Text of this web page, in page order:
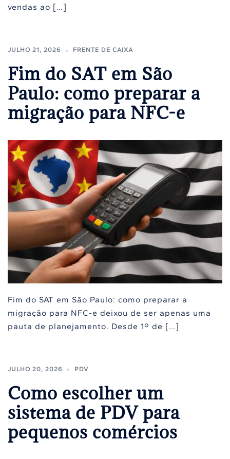
vendas ao […]
JULHO 21, 2026 FRENTE DE CAIXA
Fim do SAT em São
Paulo: como preparar a
migração para NFC-e
Fim do SAT em São Paulo: como preparar a
migração para NFC-e deixou de ser apenas uma
pauta de planejamento. Desde 1º de […]
JULHO 20, 2026 PDV
Como escolher um
sistema de PDV para
pequenos comércios